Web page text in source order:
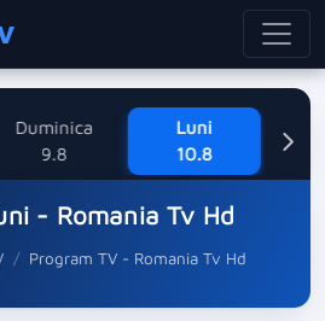
Duminica
9.8
Luni
10.8
- Romania Tv Hd
Program TV - Romania Tv Hd